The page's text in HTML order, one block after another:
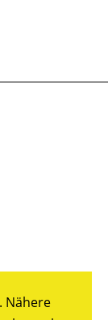
Nähere